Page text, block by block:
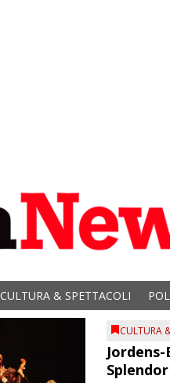
CULTURA & SPETTACOLI
CULTURA
Splendor